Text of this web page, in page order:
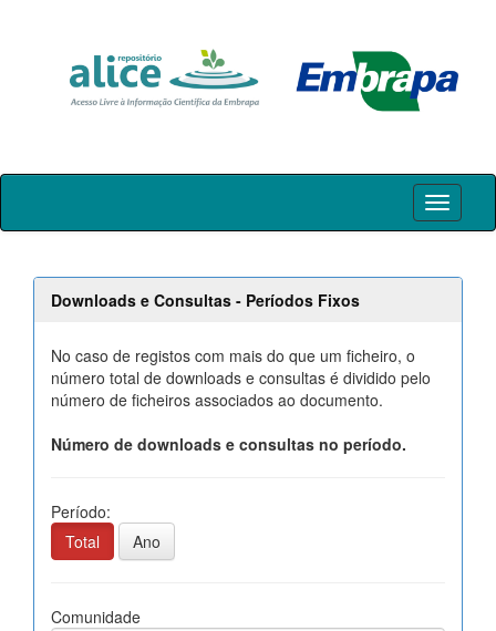
Skip
Downloads e Consultas - Períodos Fixos
No caso de registos com mais do que um ficheiro, o
número total de downloads e consultas é dividido pelo
número de ficheiros associados ao documento.
Número de downloads e consultas no período.
Período:
Total
Ano
Comunidade